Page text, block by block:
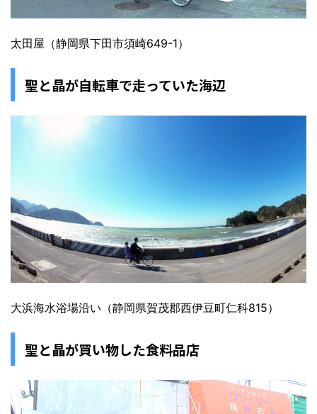
太田屋（静岡県下田市須崎649-1）
聖と晶が自転車で走っていた海辺
大浜海水浴場沿い（静岡県賀茂郡西伊豆町仁科815）
聖と晶が買い物した食料品店